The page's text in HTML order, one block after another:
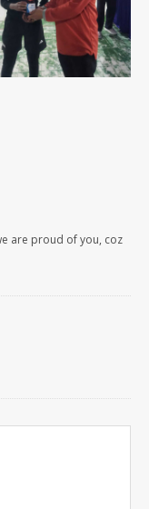
are proud of you, coz